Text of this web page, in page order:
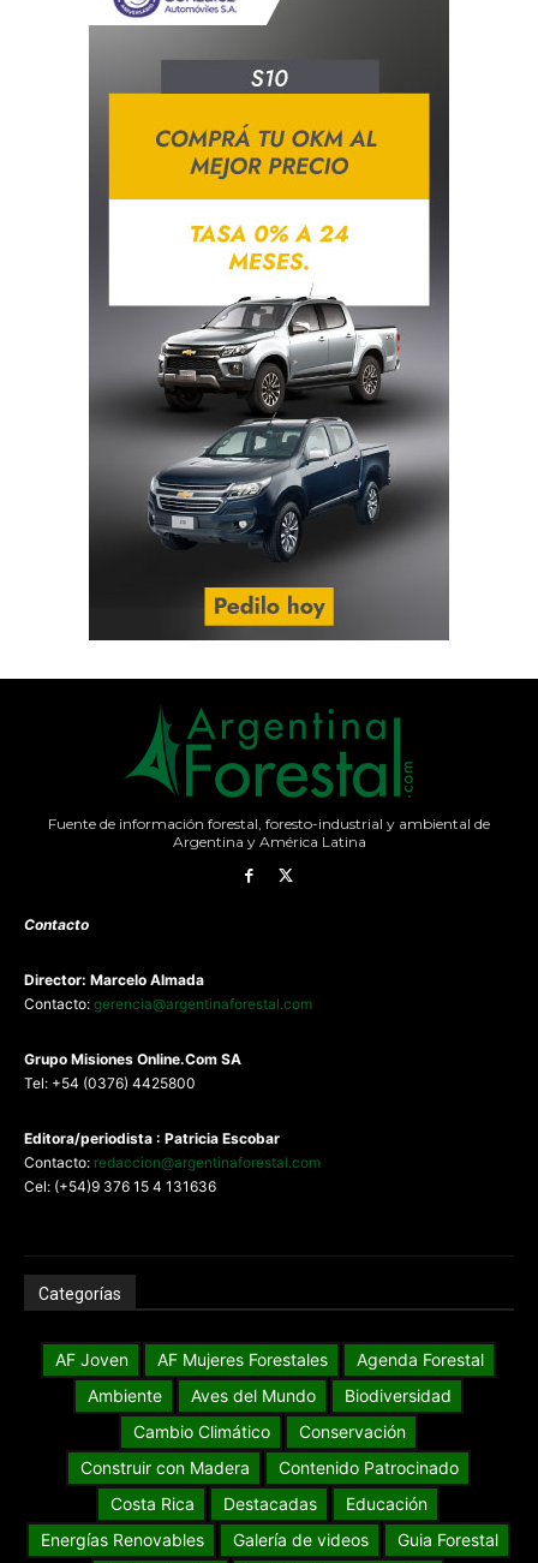
Fuente de información forestal, foresto-industrial y ambiental de
Argentina y América Latina
Contacto
Director: Marcelo Almada
Contacto: gerencia@argentinaforestal.com
Grupo Misiones Online.Com SA
Tel: +54 (0376) 4425800
Editora/periodista : Patricia Escobar
Contacto: redaccion@argentinaforestal.com
Cel: (+54)9 376 15 4 131636
Categorías
AF Joven AF Mujeres Forestales
Agenda Forestal
Ambiente
Aves del Mundo
Biodiversidad
Cambio Climático
Conservación
Construir con Madera
Contenido Patrocinado
Costa Rica
Destacadas
Educación
Energías Renovables
Galería de videos
Guia Forestal